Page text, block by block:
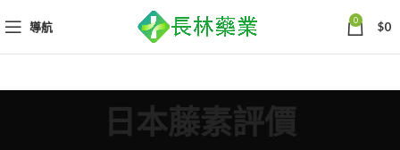
導航 0 $0
日本藤素評價